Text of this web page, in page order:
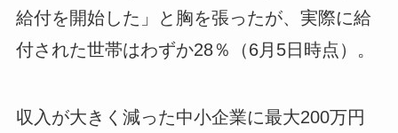
給付を開始した」と胸を張ったが、実際に給
付された世帯はわずか28％（6月5日時点）。
収入が大きく減った中小企業に最大200万円